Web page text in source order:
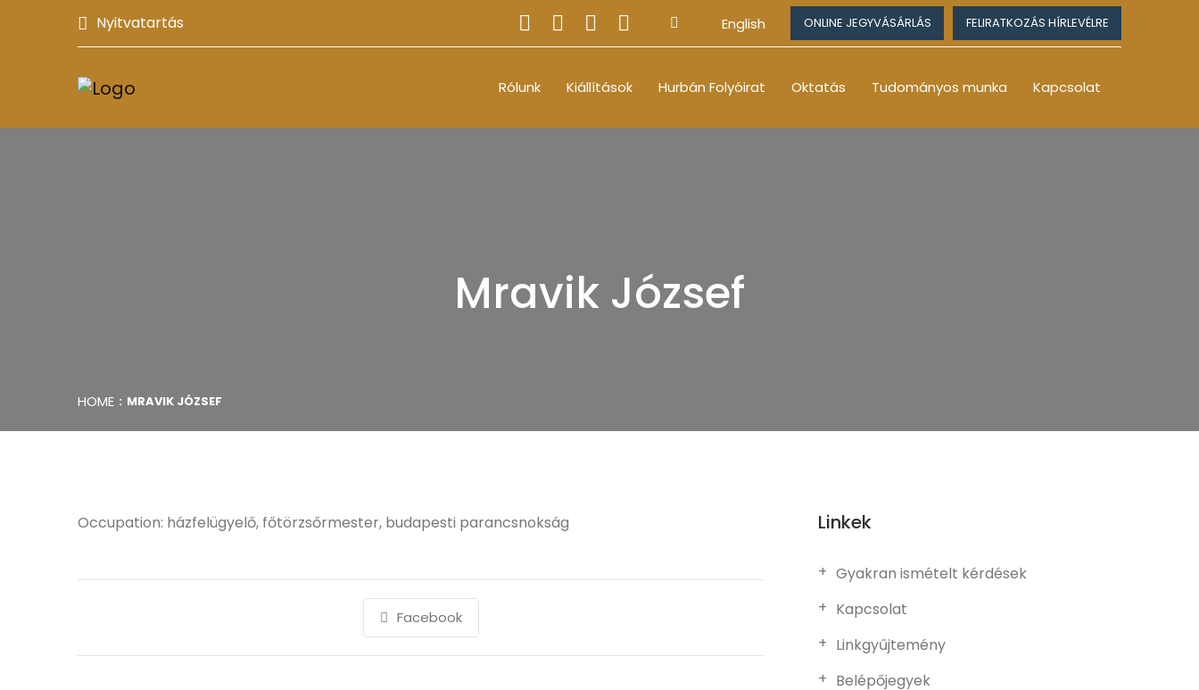
Nyitvatartás English ONLINE JEGYVÁSÁRLÁS FELIRATKOZÁS HÍRLEVÉLRE
Rólunk Kiállítások Hurbán Folyóirat Oktatás Tudományos munka Kapcsolat
Mravik József
HOME MRAVIK JÓZSEF
Occupation: házfelügyelő, főtörzsőrmester, budapesti parancsnokság
Facebook
Linkek
Gyakran ismételt kérdések
Kapcsolat
Linkgyűjtemény
Belépőjegyek